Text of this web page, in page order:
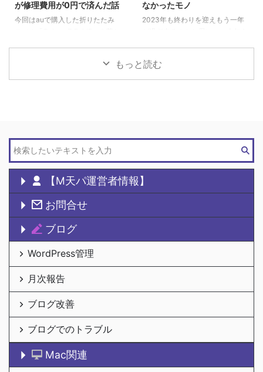
が修理費用が0円で済んだ話
今回はauで購入した折りたたみ
なかったモノ
2023年も終わりを迎えもう一年
もっと読む
【M天パ運営者情報】
お問合せ
ブログ
WordPress管理
月次報告
ブログ改善
ブログでのトラブル
Mac関連